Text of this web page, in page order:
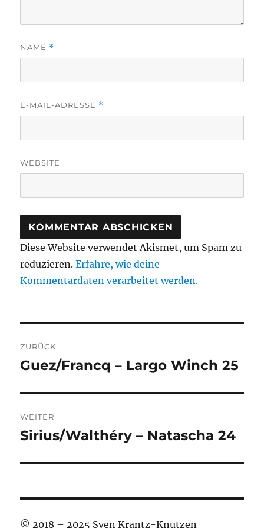
NAME *
E-MAIL-ADRESSE *
WEBSITE
Diese Website verwendet Akismet, um Spam zu
reduzieren.Erfahre, wie deine
Kommentardaten verarbeitet werden.
ZURÜCK
Vorheriger
Guez/Francq – Largo Winch 25
WEITER
Nächster
Sirius/Walthéry – Natascha 24
© 2018 – 2025 Sven Krantz-Knutzen